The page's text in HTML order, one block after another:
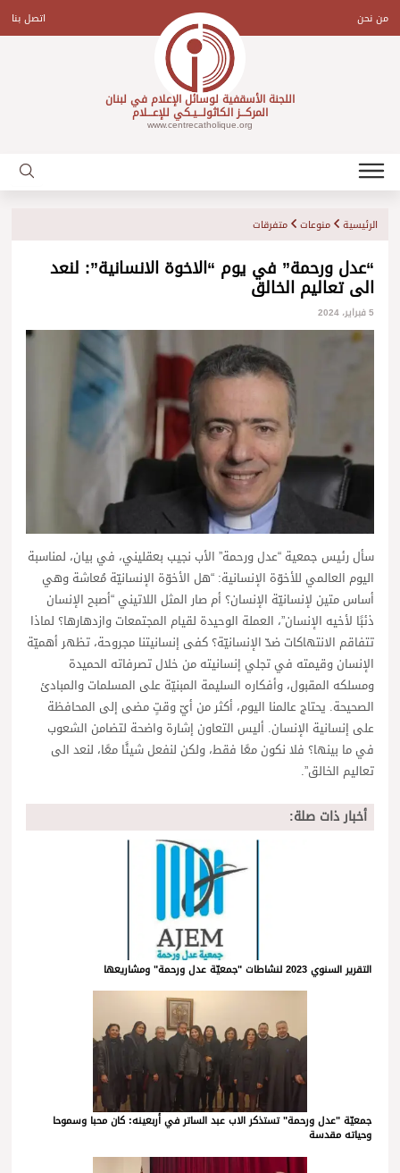
contentمن نحن اتصل بنا
اللجنة الأسقفية لوسائل الإعلام في لبنان
المركـــز الكاثولـــيـكي للإعـــلام
www.centrecatholique.org
الرئيسية منوعات متفرقات
“عدل ورحمة” في يوم “الاخوة الانسانية”: لنعد
الى تعاليم الخالق
5 فبراير، 2024
سأل رئيس جمعية “عدل ورحمة” الأب نجيب بعقليني، في بيان، لمناسبة
اليوم العالمي للأخوّة الإنسانية: “هل الأخوّة الإنسانيّة مُعاشة وهي
أساس متين لإنسانيّة الإنسان؟ أم صار المثل اللاتيني “أصبح الإنسان
ذئبًا لأخيه الإنسان”، العملة الوحيدة لقيام المجتمعات وازدهارها؟ لماذا
تتفاقم الانتهاكات ضدّ الإنسانيّة؟ كفى إنسانيتنا مجروحة، تظهر أهميّة
الإنسان وقيمته في تجلي إنسانيته من خلال تصرفاته الحميدة
ومسلكه المقبول، وأفكاره السليمة المبنيّة على المسلمات والمبادئ
الصحيحة. يحتاج عالمنا اليوم، أكثر من أيّ وقتٍ مضى إلى المحافظة
على إنسانية الإنسان. أليس التعاون إشارة واضحة لتضامن الشعوب
في ما بينها؟ فلا نكون معًا فقط، ولكن لنفعل شيئًا معًا، لنعد الى
تعاليم الخالق”.
أخبار ذات صلة:
التقرير السنوي 2023 لنشاطات "جمعيّة عدل ورحمة" ومشاريعها
جمعيّة "عدل ورحمة" تستذكر الاب عبد الساتر في أربعينه: كان محبا وسموحا
وحياته مقدسة